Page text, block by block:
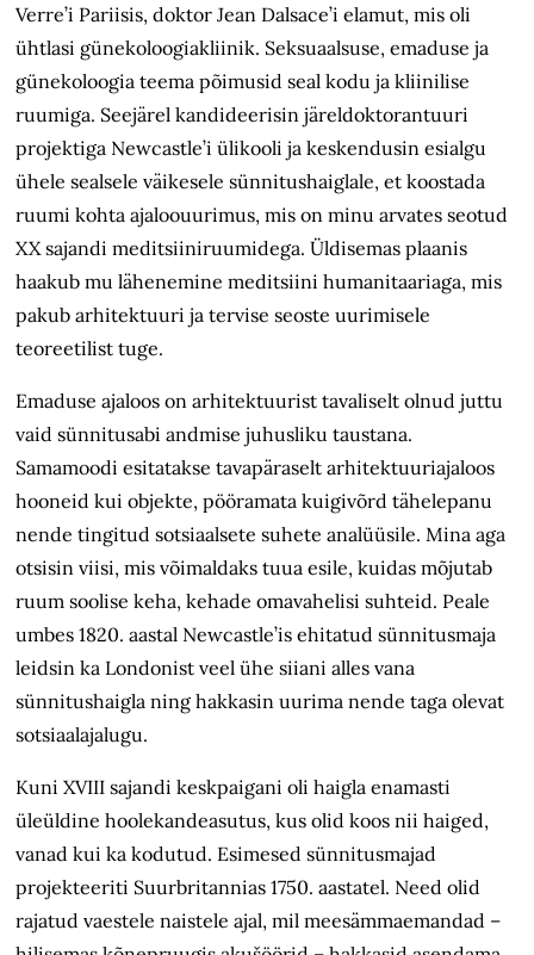
Verre’i Pariisis, doktor Jean Dalsace’i elamut, mis oli
ühtlasi günekoloogiakliinik. Seksuaalsuse, emaduse ja
günekoloogia teema põimusid seal kodu ja kliinilise
ruumiga. Seejärel kandideerisin järeldoktorantuuri
projektiga Newcastle’i ülikooli ja keskendusin esialgu
ühele sealsele väikesele sünnitushaiglale, et koostada
ruumi kohta ajaloouurimus, mis on minu arvates seotud
XX sajandi meditsiiniruumidega. Üldisemas plaanis
haakub mu lähenemine meditsiini humanitaariaga, mis
pakub arhitektuuri ja tervise seoste uurimisele
teoreetilist tuge.
Emaduse ajaloos on arhitektuurist tavaliselt olnud juttu
vaid sünnitusabi andmise juhusliku taustana.
Samamoodi esitatakse tavapäraselt arhitektuuriajaloos
hooneid kui objekte, pööramata kuigivõrd tähelepanu
nende tingitud sotsiaalsete suhete analüüsile. Mina aga
otsisin viisi, mis võimaldaks tuua esile, kuidas mõjutab
ruum soolise keha, kehade omavahelisi suhteid. Peale
umbes 1820. aastal Newcastle’is ehitatud sünnitusmaja
leidsin ka Londonist veel ühe siiani alles vana
sünnitushaigla ning hakkasin uurima nende taga olevat
sotsiaalajalugu.
Kuni XVIII sajandi keskpaigani oli haigla enamasti
üleüldine hoole­kande­asutus, kus olid koos nii haiged,
vanad kui ka kodutud. Esimesed sünnitus­majad
projekteeriti Suurbritannias 1750. aastatel. Need olid
rajatud vaestele naistele ajal, mil meesämmaemandad –